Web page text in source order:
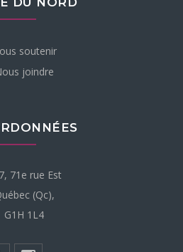
soutenir
joindre
71e rue Est
(Qc),
G1H 1L4